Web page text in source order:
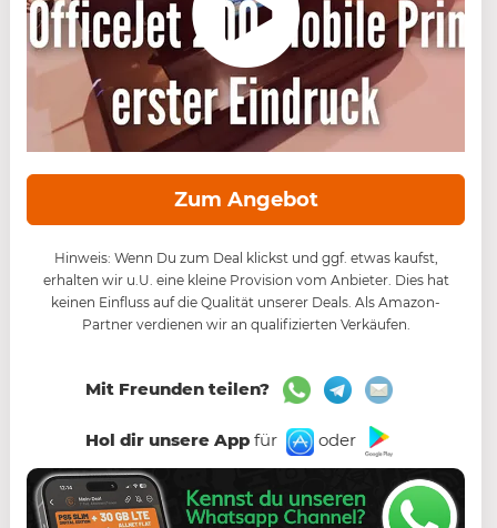
Zum Angebot
Hinweis: Wenn Du zum Deal klickst und ggf. etwas kaufst,
erhalten wir u.U. eine kleine Provision vom Anbieter. Dies hat
keinen Einfluss auf die Qualität unserer Deals. Als Amazon-
Partner verdienen wir an qualifizierten Verkäufen.
Mit Freunden teilen?
Hol dir unsere Appfür oder